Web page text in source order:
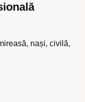
nași, civilă,